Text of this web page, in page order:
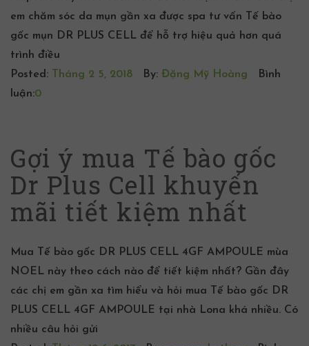
em chăm sóc da mụn gần xa được spa tư vấn Tế bào
gốc mụn DR PLUS CELL để hỗ trợ hiệu quả hơn quá
trình điều
Posted:
Tháng 2 5, 2018 By: Đặng Mỹ Hoàng
Bình
luận:0
Gợi ý mua Tế bào gốc
Dr Plus Cell khuyến
mãi tiết kiệm nhất
Mua Tế bào gốc DR PLUS CELL 4GF AMPOULE mùa
NOEL này theo cách nào để tiết kiệm nhất? Gần đây
các chị em gần xa tìm hiểu và hỏi mua Tế bào gốc DR
PLUS CELL 4GF AMPOULE tại nhà Lona khá nhiều. Có
nhiều câu hỏi gửi